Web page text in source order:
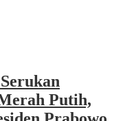
Putih,